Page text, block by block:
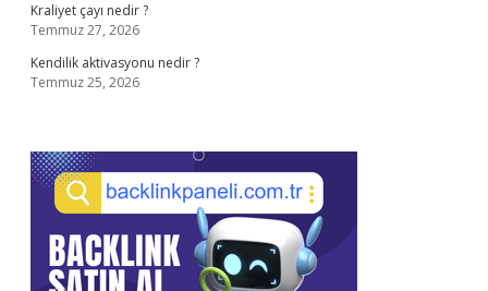
Kraliyet çayı nedir ?
Temmuz 27, 2026
Kendilik aktivasyonu nedir ?
Temmuz 25, 2026